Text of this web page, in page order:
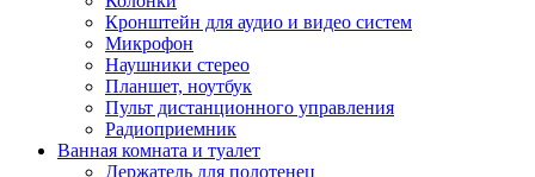
Кронштейн для аудио и видео систем
Микрофон
Наушники стерео
Планшет, ноутбук
Пульт дистанционного управления
Радиоприемник
Ванная комната и туалет
Держатель для полотенец